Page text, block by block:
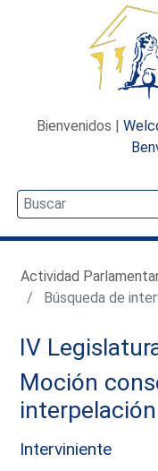
Bienvenidos |
Actividad
Búsqueda de
IV
Moción
Interviniente